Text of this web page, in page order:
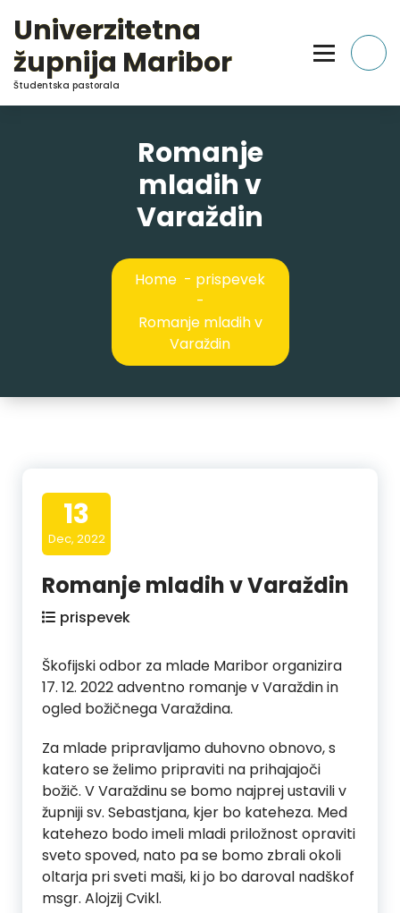
Content
Univerzitetna
župnija Maribor
Študentska pastorala
Romanje
mladih v
Varaždin
Home - prispevek
-
Romanje mladih v
Varaždin
13
Dec, 2022
Romanje mladih v Varaždin
prispevek
Škofijski odbor za mlade Maribor organizira
17. 12. 2022 adventno romanje v Varaždin in
ogled božičnega Varaždina.
Za mlade pripravljamo duhovno obnovo, s
katero se želimo pripraviti na prihajajoči
božič. V Varaždinu se bomo najprej ustavili v
župniji sv. Sebastjana, kjer bo kateheza. Med
katehezo bodo imeli mladi priložnost opraviti
sveto spoved, nato pa se bomo zbrali okoli
oltarja pri sveti maši, ki jo bo daroval nadškof
msgr. Alojzij Cvikl.